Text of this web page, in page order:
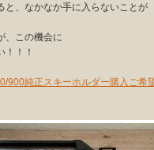
と、なかなか手に入らないことが
、この機会に
！！！
900純正スキーホルダー購入ご希